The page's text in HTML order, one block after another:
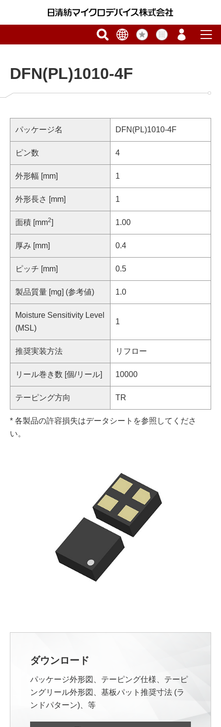
DFN(PL)1010-4F
パッケージ名 DFN(PL)1010-4F
ピン数 4
外形幅 [mm] 1
外形長さ [mm] 1
面積 [mm2] 1.00
厚み [mm] 0.4
ピッチ [mm] 0.5
製品質量 [mg] (参考値) 1.0
Moisture Sensitivity Level
(MSL)
1
推奨実装方法 リフロー
リール巻き数 [個/リール] 10000
テーピング方向 TR
* 各製品の許容損失はデータシートを参照してくださ
い。
ダウンロード
パッケージ外形図、テーピング仕様、テーピ
ングリール外形図、基板パット推奨寸法 (ラ
ンドパターン)、等